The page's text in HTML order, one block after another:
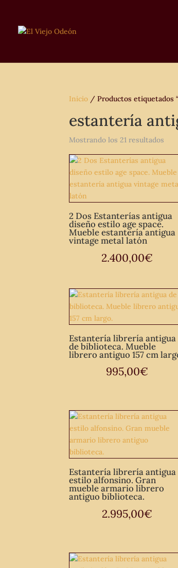
Inicio / Productos etiquetados
estantería
Mostrando los 21 resultados
2 Dos Estanterías antigua
diseño estilo age space.
Mueble estantería antigua
vintage metal latón
2.400,00€
Estantería librería antigua
de biblioteca. Mueble
librero antiguo 157 cm
995,00€
Estantería librería antigua
estilo alfonsino. Gran
mueble armario librero
antiguo biblioteca.
2.995,00€